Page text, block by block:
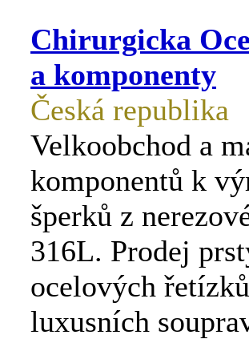
Chirurgicka
a komponenty
Česká republika
Velkoobchod a
komponentů k
šperků z
316L. Prodej
ocelových
luxusních